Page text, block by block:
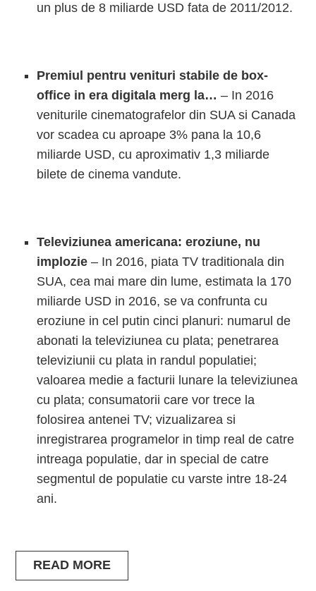
un plus de 8 miliarde USD fata de 2011/2012.
Premiul pentru venituri stabile de box-
office in era digitala merg la…– In 2016
veniturile cinematografelor din SUA si Canada
vor scadea cu aproape 3% pana la 10,6
miliarde USD, cu aproximativ 1,3 miliarde
bilete de cinema vandute.
Televiziunea americana: eroziune, nu
implozie– In 2016, piata TV traditionala din
SUA, cea mai mare din lume, estimata la 170
miliarde USD in 2016, se va confrunta cu
eroziune in cel putin cinci planuri: numarul de
abonati la televiziunea cu plata; penetrarea
televiziunii cu plata in randul populatiei;
valoarea medie a facturii lunare la televiziunea
cu plata; consumatorii care vor trece la
folosirea antenei TV; vizualizarea si
inregistrarea programelor in timp real de catre
intreaga populatie, dar in special de catre
segmentul de populatie cu varste intre 18-24
ani.
READ MORE